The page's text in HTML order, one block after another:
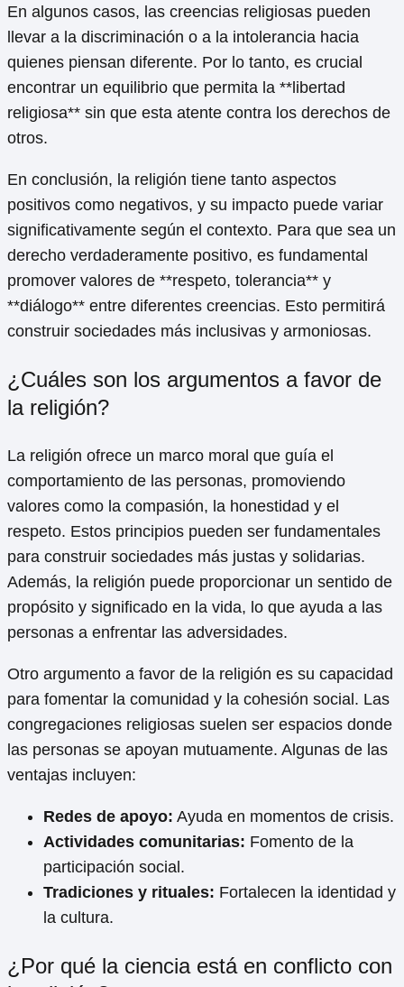
En algunos casos, las creencias religiosas pueden
llevar a la discriminación o a la intolerancia hacia
quienes piensan diferente. Por lo tanto, es crucial
encontrar un equilibrio que permita la **libertad
religiosa** sin que esta atente contra los derechos de
otros.
En conclusión, la religión tiene tanto aspectos
positivos como negativos, y su impacto puede variar
significativamente según el contexto. Para que sea un
derecho verdaderamente positivo, es fundamental
promover valores de **respeto, tolerancia** y
**diálogo** entre diferentes creencias. Esto permitirá
construir sociedades más inclusivas y armoniosas.
¿Cuáles son los argumentos a favor de
la religión?
La religión ofrece un marco moral que guía el
comportamiento de las personas, promoviendo
valores como la compasión, la honestidad y el
respeto. Estos principios pueden ser fundamentales
para construir sociedades más justas y solidarias.
Además, la religión puede proporcionar un sentido de
propósito y significado en la vida, lo que ayuda a las
personas a enfrentar las adversidades.
Otro argumento a favor de la religión es su capacidad
para fomentar la comunidad y la cohesión social. Las
congregaciones religiosas suelen ser espacios donde
las personas se apoyan mutuamente. Algunas de las
ventajas incluyen:
Redes de apoyo: Ayuda en momentos de crisis.
Actividades comunitarias: Fomento de la
participación social.
Tradiciones y rituales: Fortalecen la identidad y
la cultura.
¿Por qué la ciencia está en conflicto con